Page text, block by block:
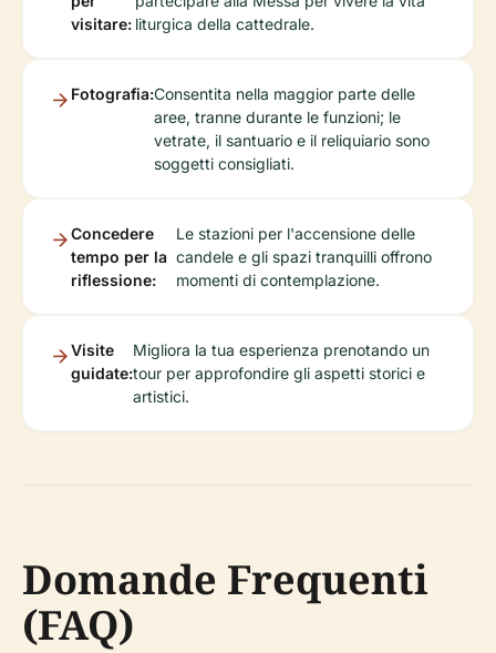
visitare: liturgica della cattedrale.
Fotografia:Consentita nella maggior parte delle
aree, tranne durante le funzioni; le
vetrate, il santuario e il reliquiario sono
soggetti consigliati.
Concedere
tempo per la
riflessione:
Le stazioni per l'accensione delle
candele e gli spazi tranquilli offrono
momenti di contemplazione.
Visite
guidate:
Migliora la tua esperienza prenotando un
tour per approfondire gli aspetti storici e
artistici.
Domande Frequenti
(FAQ)